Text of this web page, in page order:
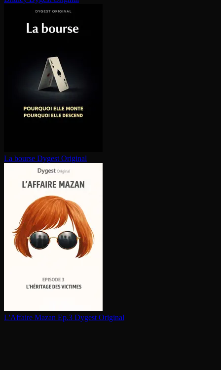
La bourse Dygest Original
L'Affaire Mazan Ep.3 Dygest Original